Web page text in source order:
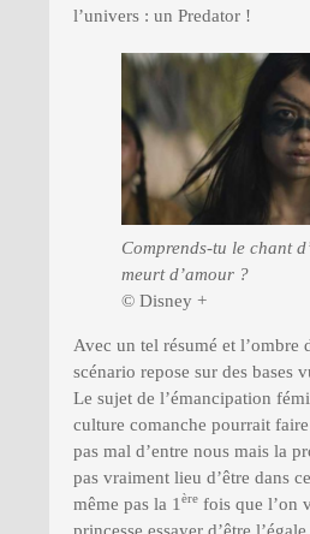
l’univers : un Predator !
Comprends-tu le chant
meurt d’amour ?
© Disney +
Avec un tel résumé et l’ombre
scénario repose sur des bases
Le sujet de l’émancipation
culture comanche pourrait
pas mal d’entre nous mais la
pas vraiment lieu d’être dans
même pas la 1 ère fois que l’on